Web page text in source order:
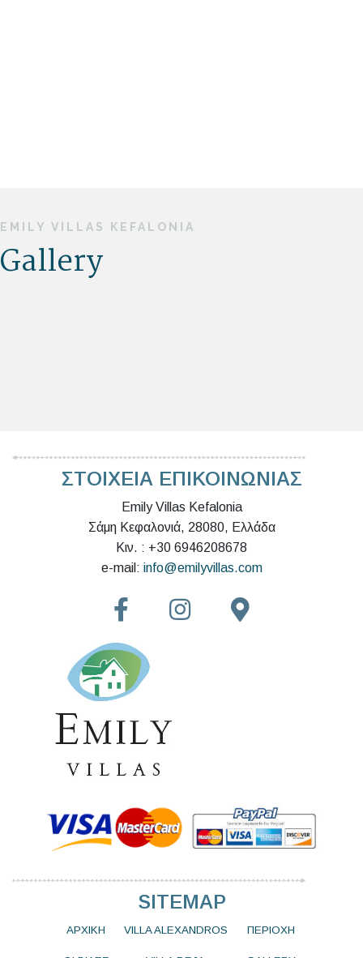
EMILY VILLAS KEFALONIA
Gallery
ΣΤΟΙΧΕΙΑ ΕΠΙΚΟΙΝΩΝΙΑΣ
Emily Villas Kefalonia
Σάμη Κεφαλονιά, 28080, Ελλάδα
Κιν. : +30 6946208678
e-mail: info@emilyvillas.com
SITEMAP
ΑΡΧΙΚΗ VILLA ALEXANDROS ΠΕΡΙΟΧΗ